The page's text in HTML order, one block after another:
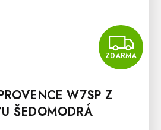
ZDARMA
W7SP Z
ŠEDOMODRÁ